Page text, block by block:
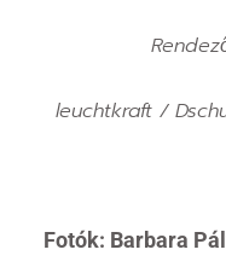
leuchtkraft /
Fotók: Barbara